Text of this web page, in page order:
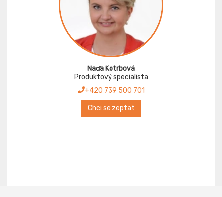
Naďa Kotrbová
Produktový specialista
+420 739 500 701
Chci se zeptat